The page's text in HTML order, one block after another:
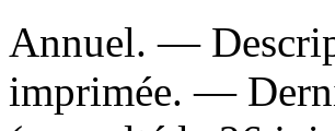
Annuel. —
imprimée. —